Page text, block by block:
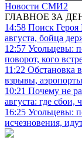
Новости СМИ2
ГЛАВНОЕ ЗА
14:58 Поиск Героя
августа, бойца
12:57 Усольцевы:
поворот, кого
11:22 Обстановка
взрывы,
10:21 Почему не
августа: где сбои,
16:25 Усольцевы:
исчезновения,